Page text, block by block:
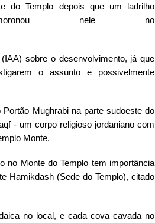
do Templo depois que um ladrilho
nele no
sobre o desenvolvimento, já que
o assunto e possivelmente
Mughrabi na parte sudoeste do
- um corpo religioso jordaniano com
Monte.
no MontedoTemplo tem importância
Hamikdash (Sede do Templo), citado
no local, e cada cova cavada no